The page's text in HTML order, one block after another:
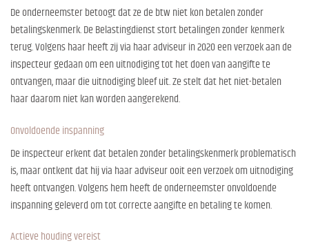
De onderneemster betoogt dat ze de btw niet kon betalen zonder
betalingskenmerk. De Belastingdienst stort betalingen zonder kenmerk
terug. Volgens haar heeft zij via haar adviseur in 2020 een verzoek aan de
inspecteur gedaan om een uitnodiging tot het doen van aangifte te
ontvangen, maar die uitnodiging bleef uit. Ze stelt dat het niet-betalen
haar daarom niet kan worden aangerekend.
Onvoldoende inspanning
De inspecteur erkent dat betalen zonder betalingskenmerk problematisch
is, maar ontkent dat hij via haar adviseur ooit een verzoek om uitnodiging
heeft ontvangen. Volgens hem heeft de onderneemster onvoldoende
inspanning geleverd om tot correcte aangifte en betaling te komen.
Actieve houding vereist